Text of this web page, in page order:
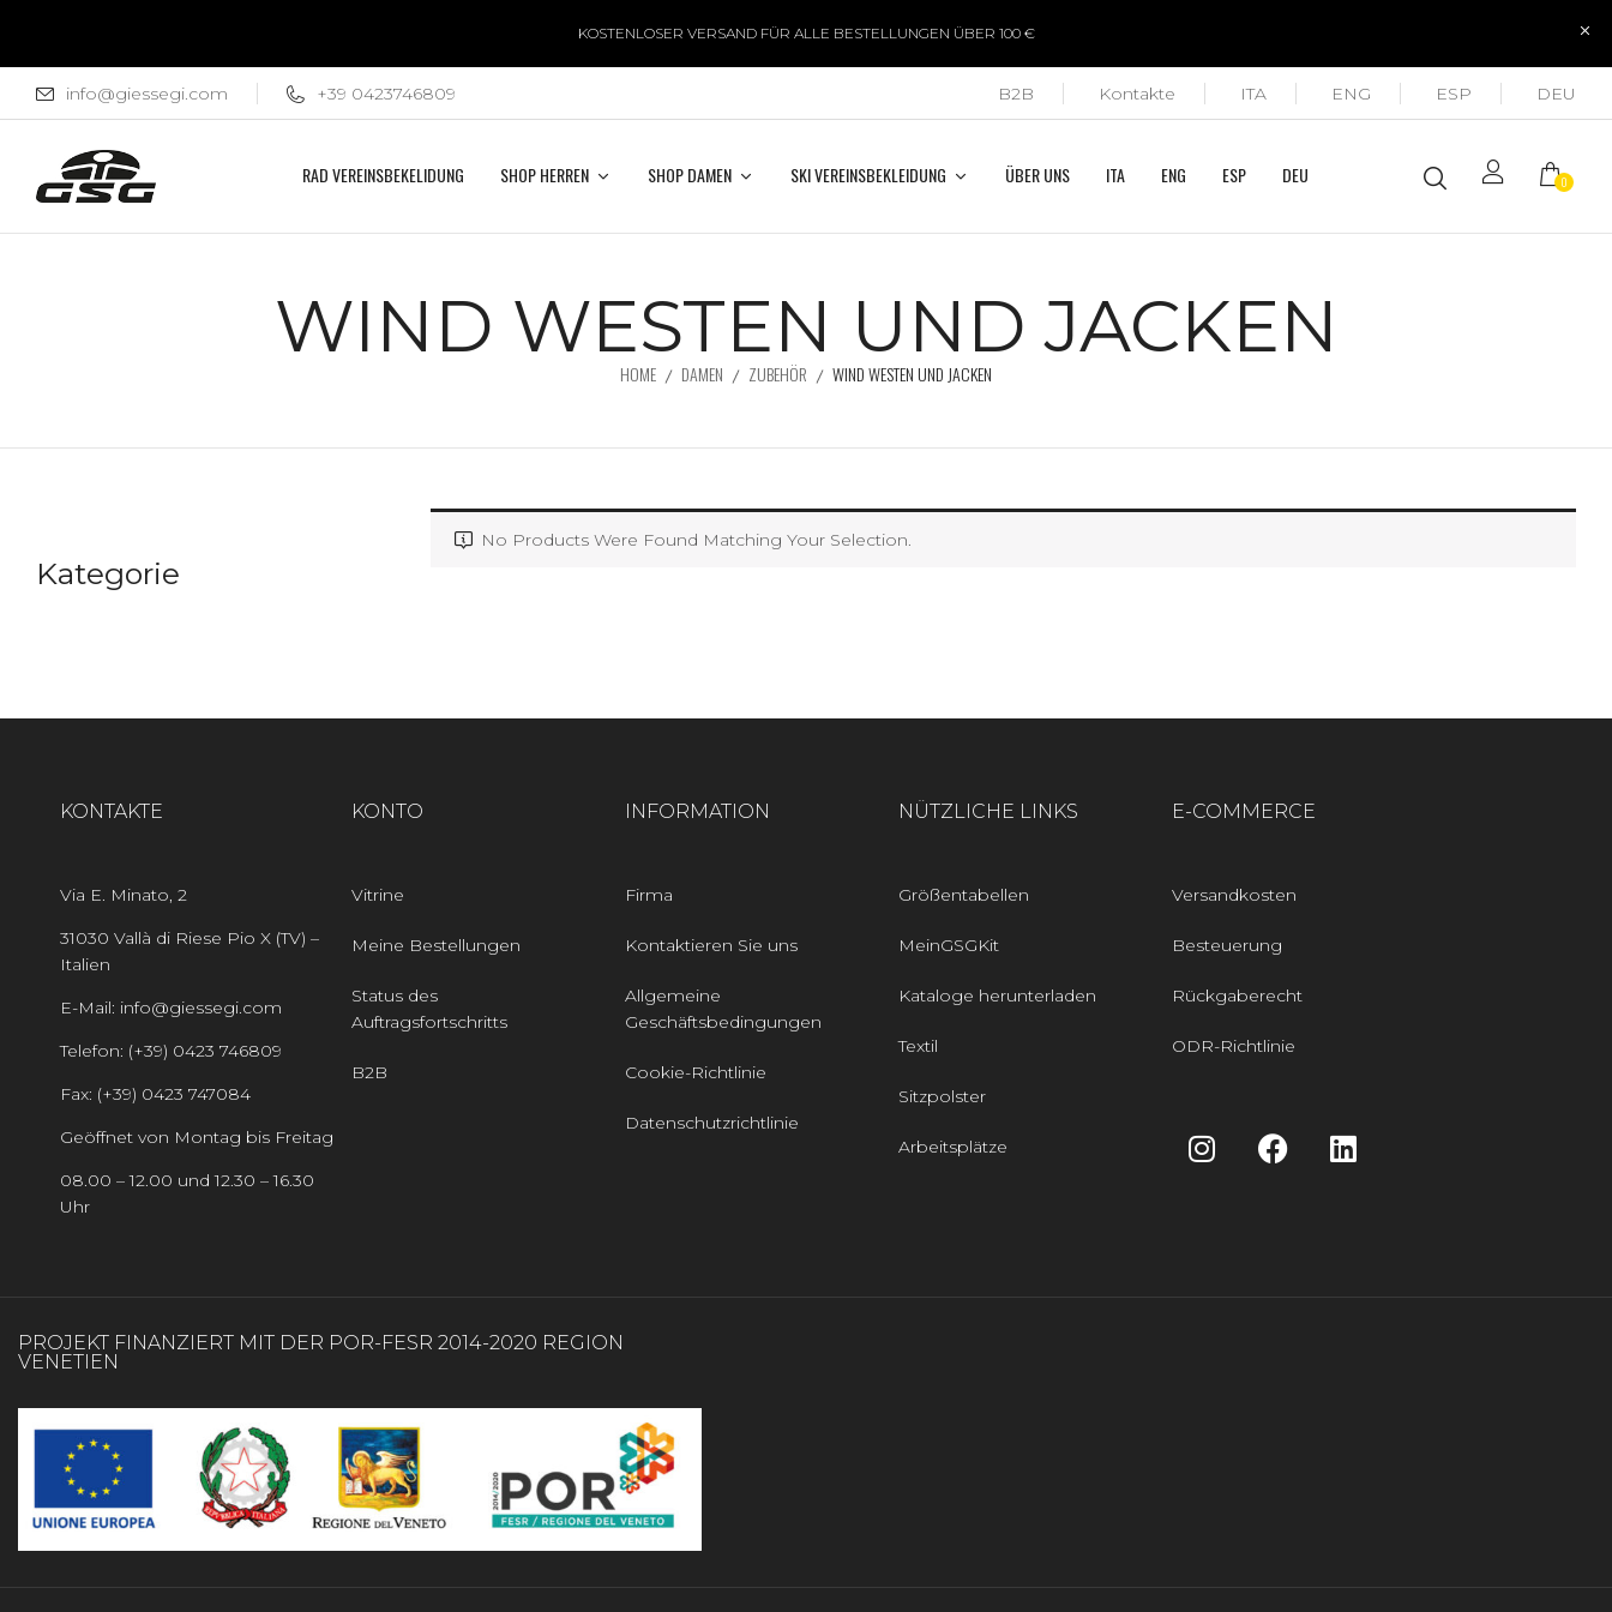
KOSTENLOSER VERSAND FÜR ALLE BESTELLUNGEN ÜBER 100 €
info@giessegi.com +39 0423746809 B2B Kontakte ITA ENG ESP DEU
RAD VEREINSBEKELIDUNG SHOP HERREN SHOP DAMEN SKI VEREINSBEKLEIDUNG ÜBER UNS ITA ENG ESP DEU 0
WIND WESTEN UND JACKEN
HOME DAMEN ZUBEHÖR WIND WESTEN UND JACKEN
Kategorie
No Products Were Found Matching Your Selection.
KONTAKTE
Via E. Minato, 2
31030 Vallà di Riese Pio X (TV) –
Italien
E-Mail: info@giessegi.com
Telefon: (+39) 0423 746809
Fax: (+39) 0423 747084
Geöffnet von Montag bis Freitag
08.00 – 12.00 und 12.30 – 16.30
Uhr
KONTO
Vitrine
Meine Bestellungen
Status des
Auftragsfortschritts
B2B
INFORMATION
Firma
Kontaktieren Sie uns
Allgemeine
Geschäftsbedingungen
Cookie-Richtlinie
Datenschutzrichtlinie
NÜTZLICHE LINKS
Größentabellen
MeinGSGKit
Kataloge herunterladen
Textil
Sitzpolster
Arbeitsplätze
E-COMMERCE
Versandkosten
Besteuerung
Rückgaberecht
ODR-Richtlinie
PROJEKT FINANZIERT MIT DER POR-FESR 2014-2020 REGION
VENETIEN